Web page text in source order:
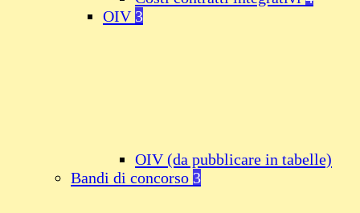
OIV 3
OIV (da pubblicare in tabelle)
Bandi di concorso 3